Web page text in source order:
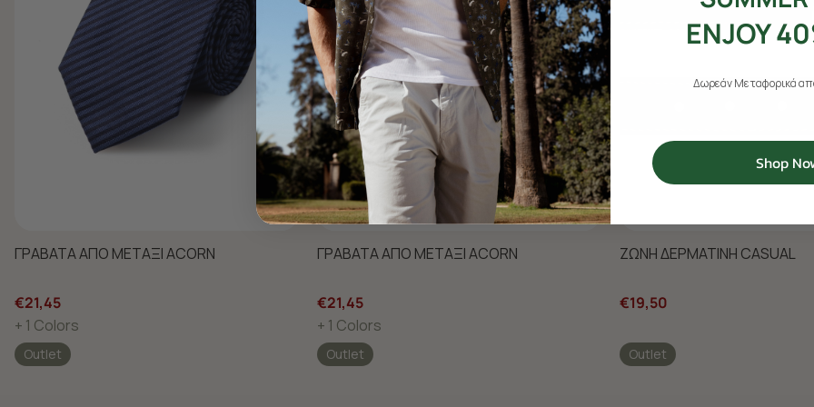
ΓΡΑΒΑΤΑ ΑΠΟ ΜΕΤΑΞΙ ACORN
€21,45
+ 1 Colors
Outlet
ΓΡΑΒΑΤΑ ΑΠΟ ΜΕΤΑΞΙ ACORN
€21,45
+ 1 Colors
Outlet
ΖΩΝΗ ΔΕΡΜΑΤΙΝΗ CASUAL
€19,50
Outlet
ENJOY
Δωρεάν Μεταφορικά
Shop